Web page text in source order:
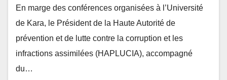
de Kara, le Président de la Haute Autorité de
prévention et de lutte contre la corruption et les
infractions assimilées (HAPLUCIA), accompagné
du…